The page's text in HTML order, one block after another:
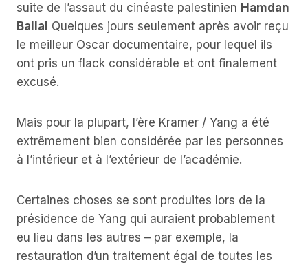
suite de l’assaut du cinéaste palestinien Hamdan
Ballal Quelques jours seulement après avoir reçu
le meilleur Oscar documentaire, pour lequel ils
ont pris un flack considérable et ont finalement
excusé.
Mais pour la plupart, l’ère Kramer / Yang a été
extrêmement bien considérée par les personnes
à l’intérieur et à l’extérieur de l’académie.
Certaines choses se sont produites lors de la
présidence de Yang qui auraient probablement
eu lieu dans les autres – par exemple, la
restauration d’un traitement égal de toutes les